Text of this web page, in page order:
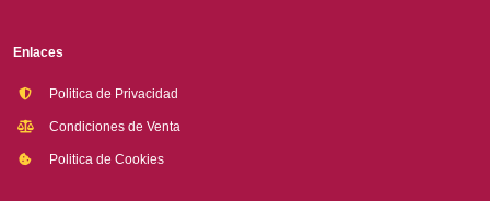
Enlaces
Politica de Privacidad
Condiciones de Venta
Politica de Cookies